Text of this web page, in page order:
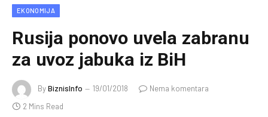
EKONOMIJA
Rusija ponovo uvela zabranu
za uvoz jabuka iz BiH
ByBiznisInfo 19/01/2018
Nema komentara
2 Mins Read